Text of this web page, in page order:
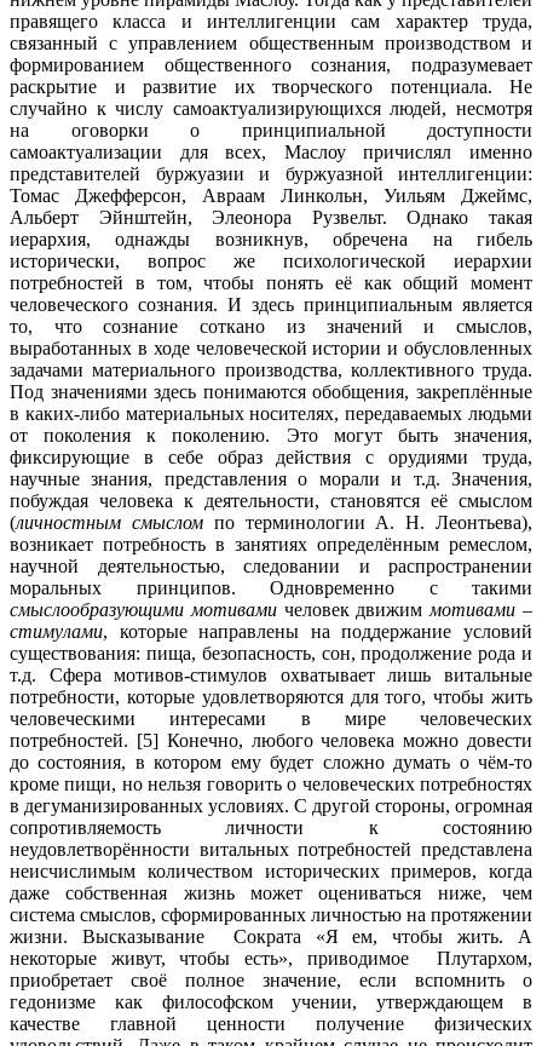
правящего класса и интеллигенции сам характер труда,
связанный с управлением общественным производством и
формированием общественного сознания, подразумевает
раскрытие и развитие их творческого потенциала. Не
случайно к числу самоактуализирующихся людей, несмотря
на оговорки о принципиальной доступности
самоактуализации для всех, Маслоу причислял именно
представителей буржуазии и буржуазной интеллигенции:
Томас Джефферсон, Авраам Линкольн, Уильям Джеймс,
Альберт Эйнштейн, Элеонора Рузвельт. Однако такая
иерархия, однажды возникнув, обречена на гибель
исторически, вопрос же психологической иерархии
потребностей в том, чтобы понять её как общий момент
человеческого сознания. И здесь принципиальным является
то, что сознание соткано из значений и смыслов,
выработанных в ходе человеческой истории и обусловленных
задачами материального производства, коллективного труда.
Под значениями здесь понимаются обобщения, закреплённые
в каких-либо материальных носителях, передаваемых людьми
от поколения к поколению. Это могут быть значения,
фиксирующие в себе образ действия с орудиями труда,
научные знания, представления о морали и т.д. Значения,
побуждая человека к деятельности, становятся её смыслом
(личностным смыслом по терминологии А. Н. Леонтьева),
возникает потребность в занятиях определённым ремеслом,
научной деятельностью, следовании и распространении
моральных принципов. Одновременно с такими
смыслообразующими мотивамичеловек движим мотивами –
стимулами, которые направлены на поддержание условий
существования: пища, безопасность, сон, продолжение рода и
т.д. Сфера мотивов-стимулов охватывает лишь витальные
потребности, которые удовлетворяются для того, чтобы жить
человеческими интересами в мире человеческих
потребностей. [5] Конечно, любого человека можно довести
до состояния, в котором ему будет сложно думать о чём-то
кроме пищи, но нельзя говорить о человеческих потребностях
в дегуманизированных условиях. С другой стороны, огромная
сопротивляемость личности к состоянию
неудовлетворённости витальных потребностей представлена
неисчислимым количеством исторических примеров, когда
даже собственная жизнь может оцениваться ниже, чем
система смыслов, сформированных личностью на протяжении
жизни. Высказывание Сократа «Я ем, чтобы жить. А
некоторые живут, чтобы есть», приводимое Плутархом,
приобретает своё полное значение, если вспомнить о
гедонизме как философском учении, утверждающем в
качестве главной ценности получение физических